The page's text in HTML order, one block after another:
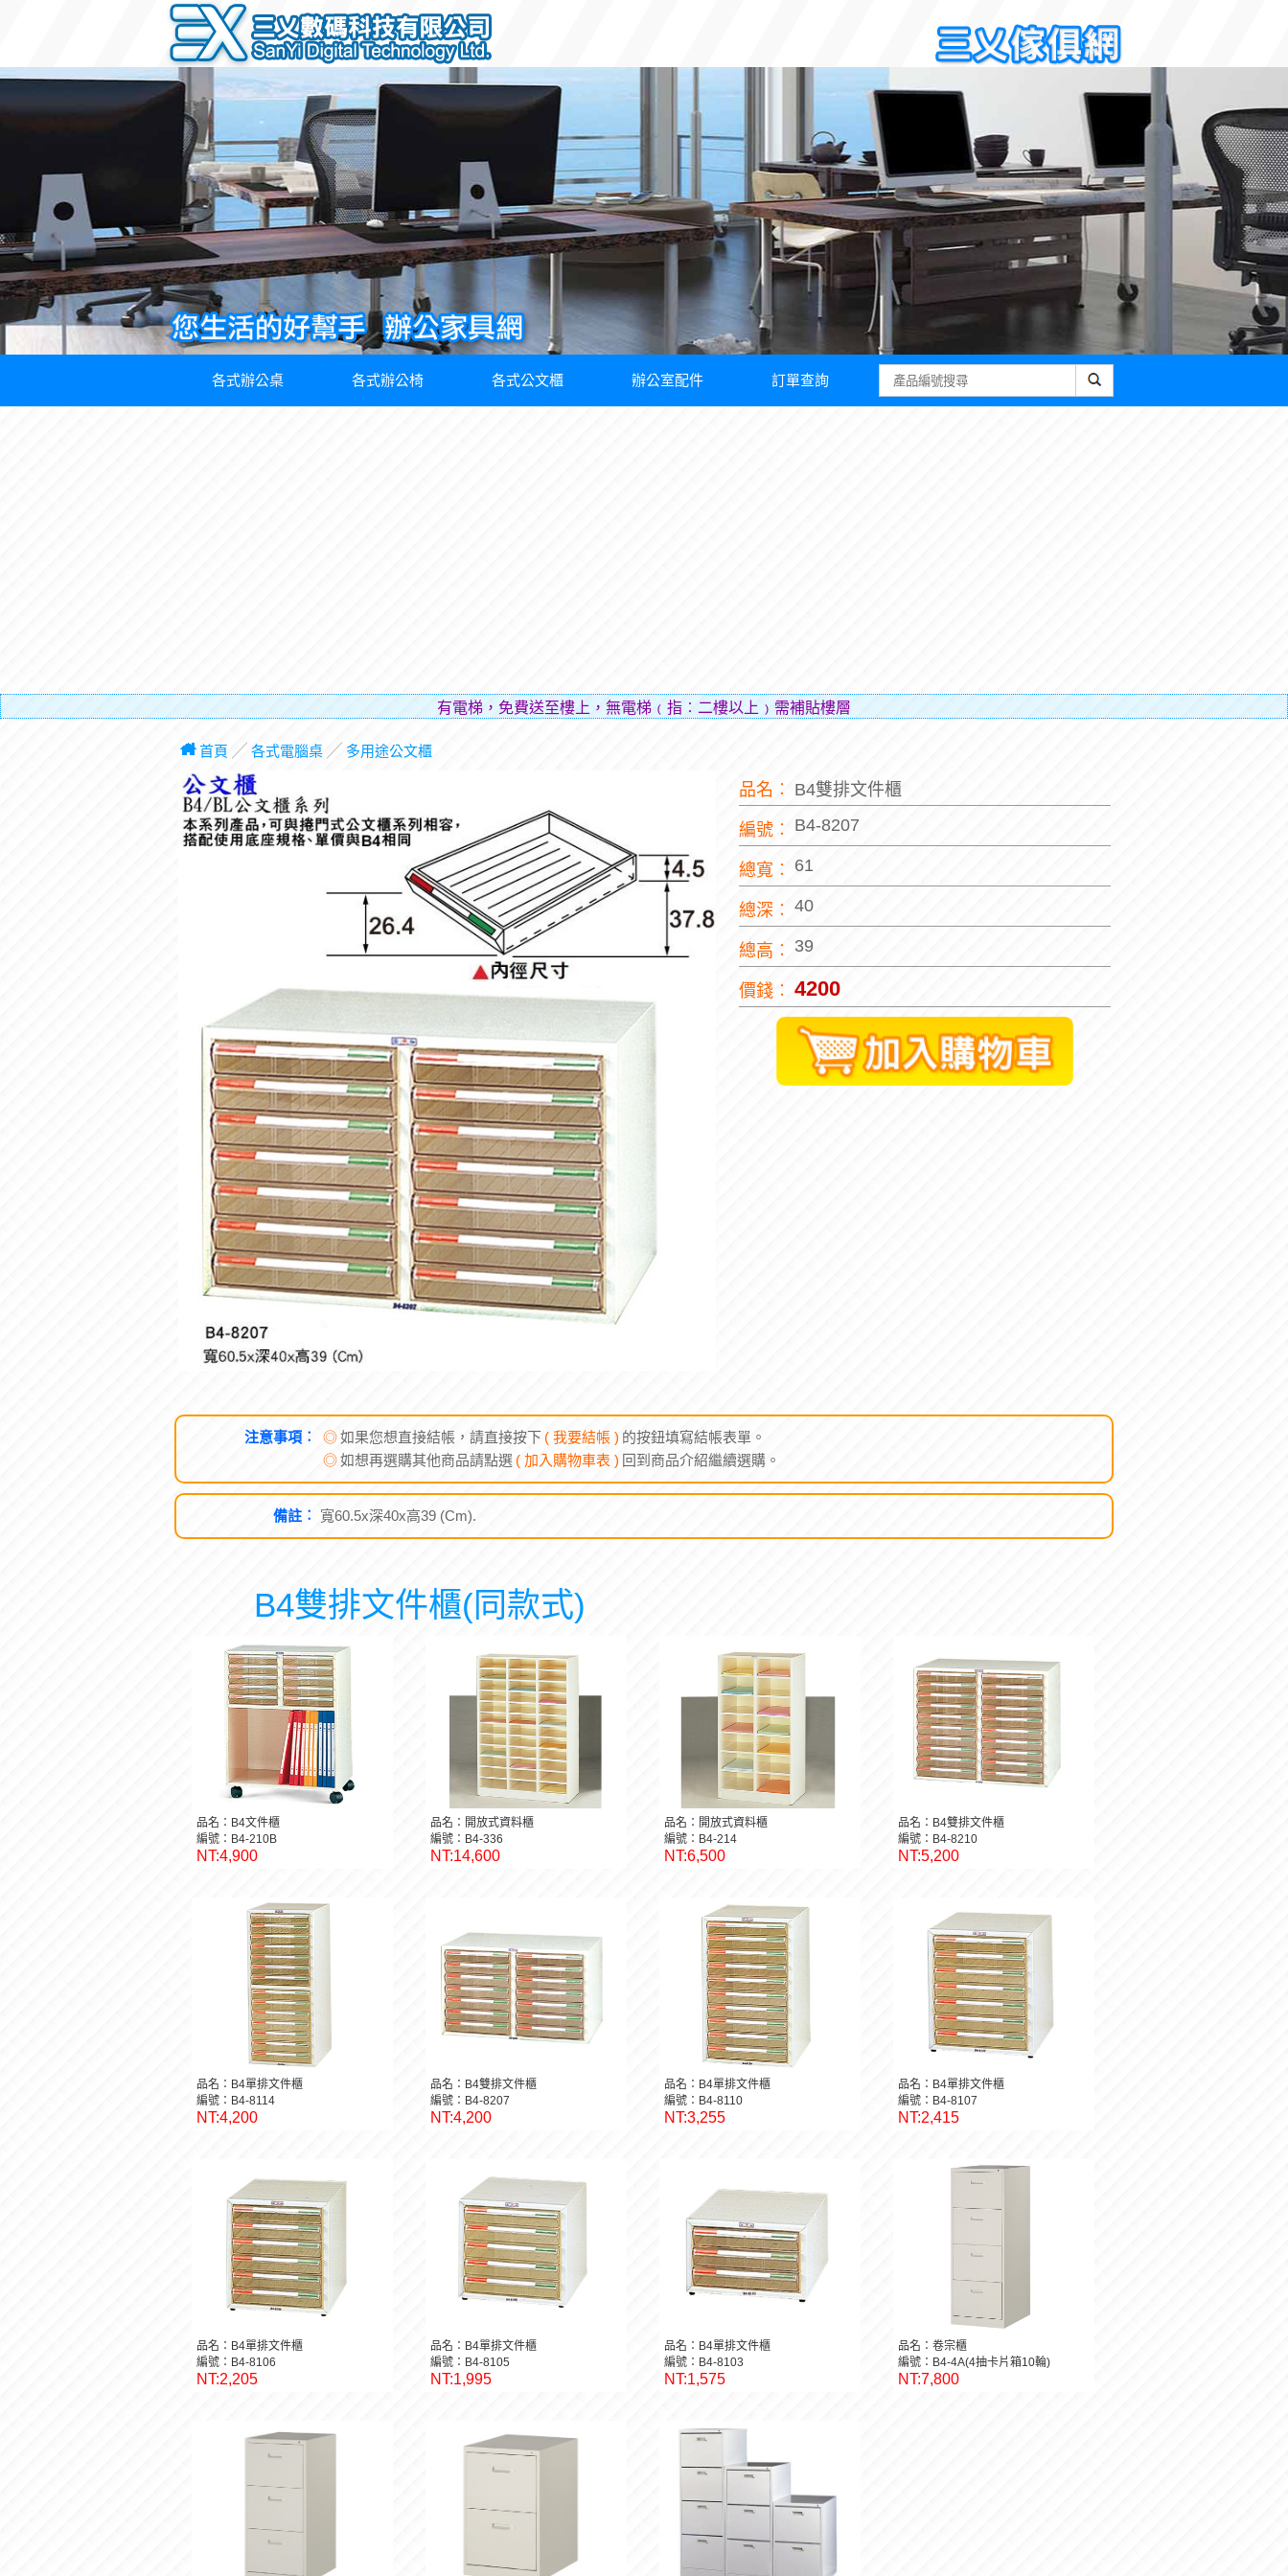
各式辦公桌 各式辦公椅 各式公文櫃 辦公室配件 訂單查詢
有電梯，免費送至樓上，無電梯﹙指︰二樓以上﹚需補貼樓層費用（貼補搬運人的辛
首頁 ╱ 各式電腦桌╱ 多用途公文櫃
品名︰ B4雙排文件櫃
編號︰ B4-8207
總寬︰ 61
總深︰ 40
總高︰ 39
價錢︰ 4200
注意事項︰ ◎如果您想直接結帳，請直接按下 ( 我要結帳 ) 的按鈕填寫結帳表單。
◎如想再選購其他商品請點選 ( 加入購物車表 ) 回到商品介紹繼續選購。
備註︰ 寬60.5x深40x高39 (Cm).
B4雙排文件櫃(同款式)
品名：B4文件櫃
編號：B4-210B
NT:4,900
品名：開放式資料櫃
編號：B4-336
NT:14,600
品名：開放式資料櫃
編號：B4-214
NT:6,500
品名：B4雙排文件櫃
編號：B4-8210
NT:5,200
品名：B4單排文件櫃
編號：B4-8114
NT:4,200
品名：B4雙排文件櫃
編號：B4-8207
NT:4,200
品名：B4單排文件櫃
編號：B4-8110
NT:3,255
品名：B4單排文件櫃
編號：B4-8107
NT:2,415
品名：B4單排文件櫃
編號：B4-8106
NT:2,205
品名：B4單排文件櫃
編號：B4-8105
NT:1,995
品名：B4單排文件櫃
編號：B4-8103
NT:1,575
品名：卷宗櫃
編號：B4-4A(4抽卡片箱10輪)
NT:7,800